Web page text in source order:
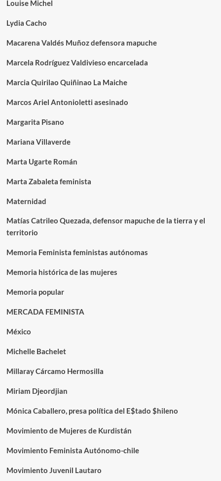
Louise Michel
Lydia Cacho
Macarena Valdés Muñoz defensora mapuche
Marcela Rodríguez Valdivieso encarcelada
Marcia Quirilao Quiñinao La Maiche
Marcos Ariel Antonioletti asesinado
Margarita Pisano
Mariana Villaverde
Marta Ugarte Román
Marta Zabaleta feminista
Maternidad
Matías Catrileo Quezada, defensor mapuche de la tierra y el
territorio
Memoria Feminista feministas autónomas
Memoria histórica de las mujeres
Memoria popular
MERCADA FEMINISTA
México
Michelle Bachelet
Millaray Cárcamo Hermosilla
Miriam Djeordjian
Mónica Caballero, presa política del E$tado $hileno
Movimiento de Mujeres de Kurdistán
Movimiento Feminista Autónomo-chile
Movimiento Juvenil Lautaro